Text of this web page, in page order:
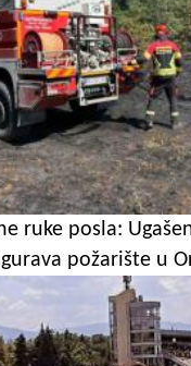
ruke posla:
požarište u